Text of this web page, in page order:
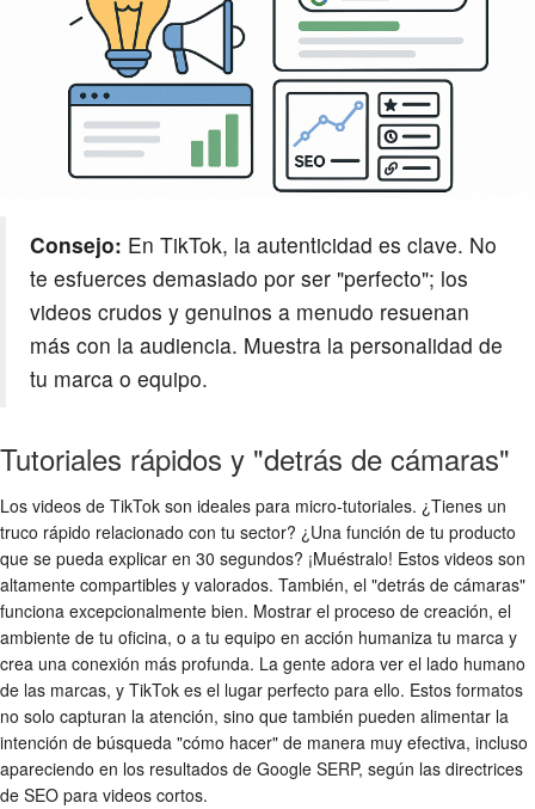
Consejo: En TikTok, la autenticidad es clave. No
te esfuerces demasiado por ser "perfecto"; los
videos crudos y genuinos a menudo resuenan
más con la audiencia. Muestra la personalidad de
tu marca o equipo.
Tutoriales rápidos y "detrás de cámaras"
Los videos de TikTok son ideales para micro-tutoriales. ¿Tienes un
truco rápido relacionado con tu sector? ¿Una función de tu producto
que se pueda explicar en 30 segundos? ¡Muéstralo! Estos videos son
altamente compartibles y valorados. También, el "detrás de cámaras"
funciona excepcionalmente bien. Mostrar el proceso de creación, el
ambiente de tu oficina, o a tu equipo en acción humaniza tu marca y
crea una conexión más profunda. La gente adora ver el lado humano
de las marcas, y TikTok es el lugar perfecto para ello. Estos formatos
no solo capturan la atención, sino que también pueden alimentar la
intención de búsqueda "cómo hacer" de manera muy efectiva, incluso
apareciendo en los resultados de Google SERP, según las directrices
de SEO para videos cortos.